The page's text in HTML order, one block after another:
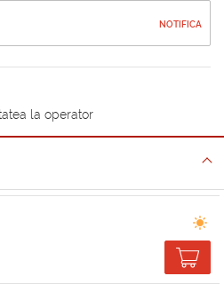
NOTIFICA
la operator